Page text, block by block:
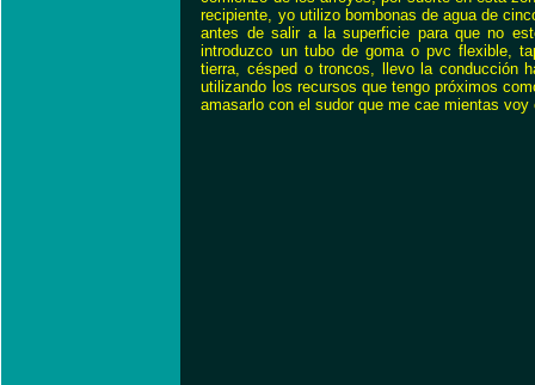
recipiente, yo utilizo bombonas de agua de
antes de salir a la superficie para que no
introduzco un tubo de goma o pvc flexible,
tierra, césped o troncos, llevo la conducción
utilizando los recursos que tengo próximos
amasarlo con el sudor que me cae mientas